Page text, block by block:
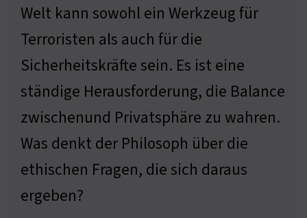
Welt kann sowohl ein Werkzeug für
Terroristen als auch für die
Sicherheitskräfte sein. Es ist eine
ständige Herausforderung, die Balance
zwischenund Privatsphäre zu wahren.
Was denkt der Philosoph über die
ethischen Fragen, die sich daraus
ergeben?